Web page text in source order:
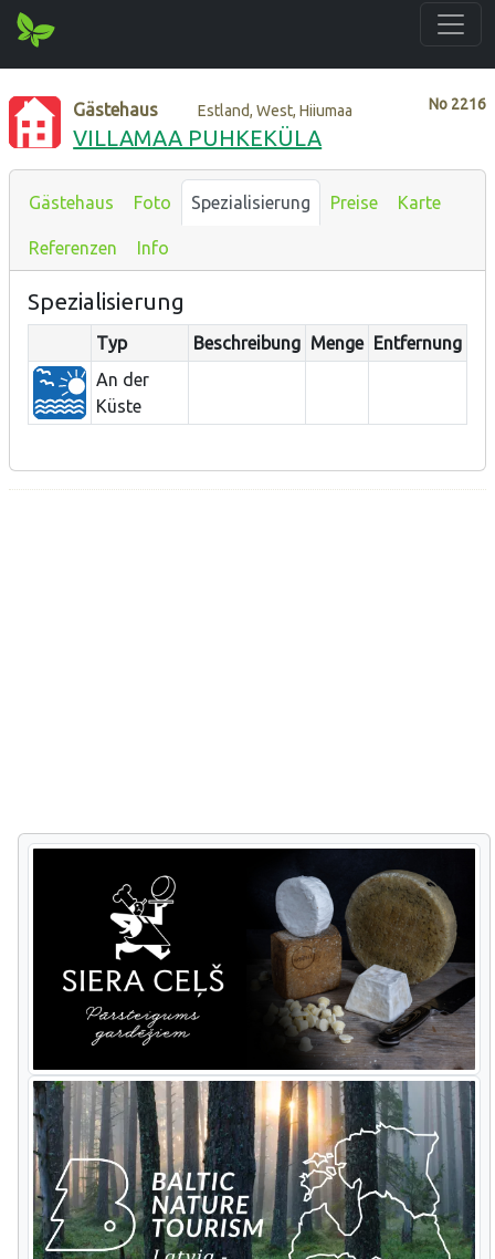
No 2216
Gästehaus Estland, West, Hiiumaa
VILLAMAA PUHKEKÜLA
Gästehaus Foto Spezialisierung Preise Karte
Referenzen Info
Spezialisierung
Typ Beschreibung Menge Entfernung
An der
Küste